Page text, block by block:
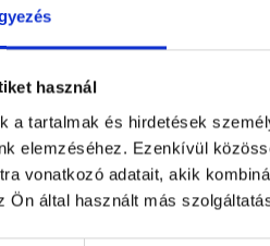
használ
a tartalmak és hirdetések
elemzéséhez. Ezenkívül
vonatkozó adatait, akik
Ön által használt más
függ. Megszoktuk a
sokak közvetlen
milliók veszítették el a
az életszínvonalukat jobban